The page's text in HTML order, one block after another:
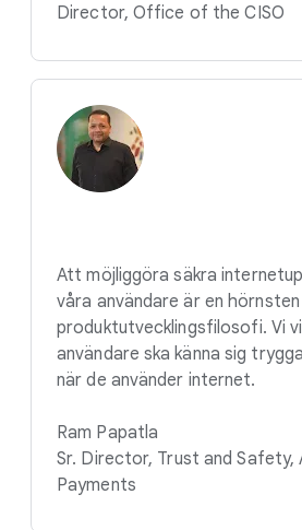
Director, Office of the CISO
Att möjliggöra säkra
våra användare är en
produktutvecklingsfilosofi. Vi
användare ska känna sig
när de använder internet.
Ram Papatla
Sr. Director, Trust and Safety,
Payments